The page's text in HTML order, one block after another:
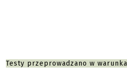
Testy przeprowadzano w